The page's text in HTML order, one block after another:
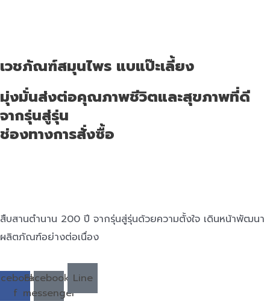
เวชภัณฑ์สมุนไพร แบแป๊ะเลี้ยง
มุ่งมั่นส่งต่อคุณภาพชีวิตและสุขภาพที่ดี
จากรุ่นสู่รุ่น
ช่องทางการสั่งซื้อ
สืบสานตำนาน 200 ปี จากรุ่นสู่รุ่นด้วยความตั้งใจ เดินหน้าพัฒนา
ผลิตภัณฑ์อย่างต่อเนื่อง
f
Facebook-
messenger
Line